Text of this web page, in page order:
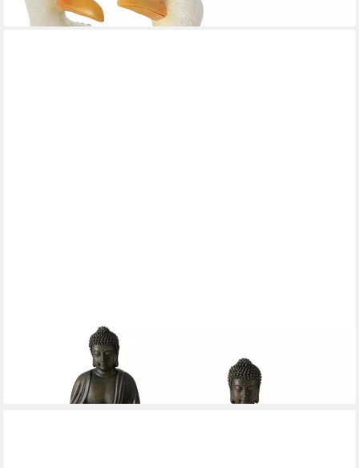
lieferbar - in 2-3 Werktagen bei dir
2er Set, 15 cm (2 St)
39,99 €
lieferbar - in 6-7 Werktagen bei dir